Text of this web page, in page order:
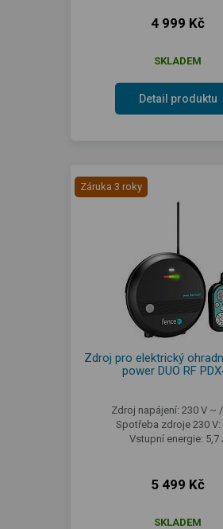
4 999 Kč
SKLADEM
Detail produktu
Záruka 3 roky
Zdroj pro elektrický
power DUO RF
Zdroj napájení: 230 V ~
Spotřeba zdroje 230 V:
Vstupní energie: 5,7
5 499 Kč
SKLADEM